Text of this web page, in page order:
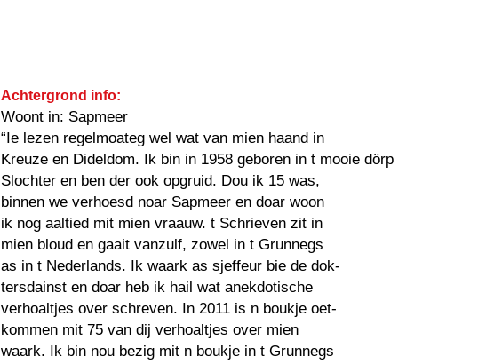
Achtergrond info:
Woont in: Sapmeer
“Ie lezen regelmoateg wel wat van mien haand in
Kreuze en Dideldom. Ik bin in 1958 geboren in t mooie dörp
Slochter en ben der ook opgruid. Dou ik 15 was,
binnen we verhoesd noar Sapmeer en doar woon
ik nog aaltied mit mien vraauw. t Schrieven zit in
mien bloud en gaait vanzulf, zowel in t Grunnegs
as in t Nederlands. Ik waark as sjeffeur bie de dok-
tersdainst en doar heb ik hail wat anekdotische
verhoaltjes over schreven. In 2011 is n boukje oet-
kommen mit 75 van dij verhoaltjes over mien
waark. Ik bin nou bezig mit n boukje in t Grunnegs